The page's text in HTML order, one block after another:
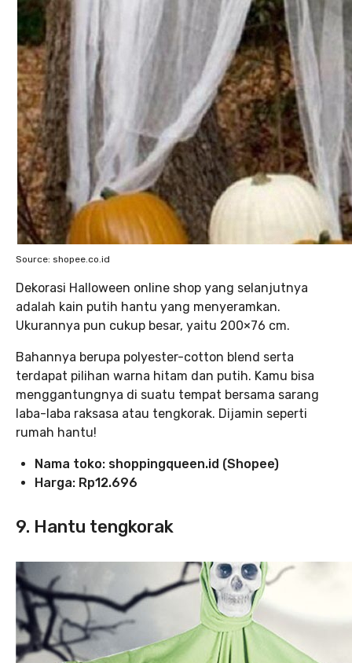
Source: shopee.co.id
Dekorasi Halloween online shop yang selanjutnya
adalah kain putih hantu yang menyeramkan.
Ukurannya pun cukup besar, yaitu 200×76 cm.
Bahannya berupa polyester-cotton blend serta
terdapat pilihan warna hitam dan putih. Kamu bisa
menggantungnya di suatu tempat bersama sarang
laba-laba raksasa atau tengkorak. Dijamin seperti
rumah hantu!
Nama toko: shoppingqueen.id (Shopee)
Harga: Rp12.696
9. Hantu tengkorak